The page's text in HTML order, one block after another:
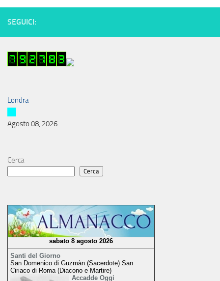
SEGUICI:
Londra
Agosto 08, 2026
Cerca
Cerca